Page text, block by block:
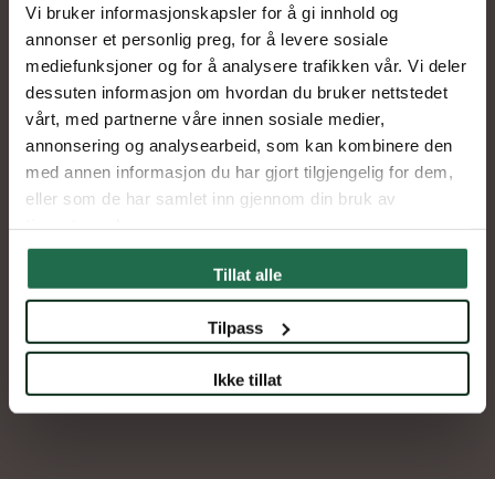
Vi bruker informasjonskapsler for å gi innhold og
annonser et personlig preg, for å levere sosiale
mediefunksjoner og for å analysere trafikken vår. Vi deler
dessuten informasjon om hvordan du bruker nettstedet
vårt, med partnerne våre innen sosiale medier,
annonsering og analysearbeid, som kan kombinere den
med annen informasjon du har gjort tilgjengelig for dem,
eller som de har samlet inn gjennom din bruk av
Tillat alle
Tilpass
Ikke tillat
Dato 26.apr 27.apr
Sted Lilleaker skole